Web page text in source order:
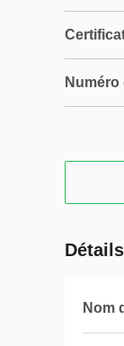
Numéro
Nom